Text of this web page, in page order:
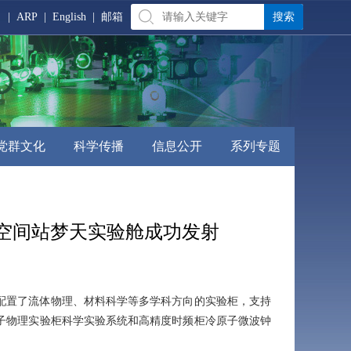
ARP English 邮箱
群文化 科学传播 信息公开 系列专题
间站梦天实验舱成功发射
了流体物理、材料科学等多学科方向的实验柜，支持
理实验柜科学实验系统和高精度时频柜冷原子微波钟